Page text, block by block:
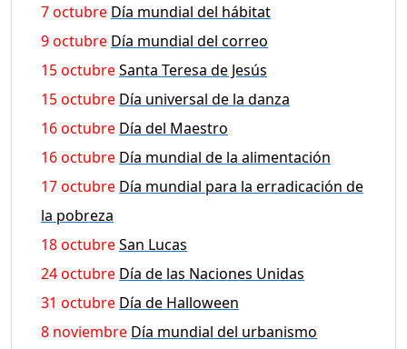
7 octubre Día mundial del hábitat
9 octubre Día mundial del correo
15 octubreSanta Teresa de Jesús
15 octubre Día universal de la danza
16 octubre Día del Maestro
16 octubre Día mundial de la alimentación
17 octubre Día mundial para la erradicación de
la pobreza
18 octubreSan Lucas
24 octubre Día de las Naciones Unidas
31 octubre Día de Halloween
8 noviembre Día mundial del urbanismo